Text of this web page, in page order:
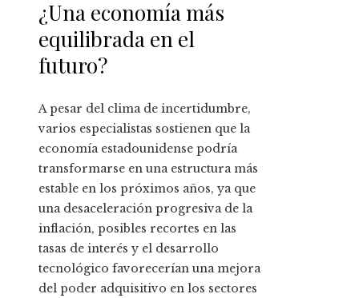
¿Una economía más
equilibrada en el
futuro?
A pesar del clima de incertidumbre,
varios especialistas sostienen que la
economía estadounidense podría
transformarse en una estructura más
estable en los próximos años, ya que
una desaceleración progresiva de la
inflación, posibles recortes en las
tasas de interés y el desarrollo
tecnológico favorecerían una mejora
del poder adquisitivo en los sectores